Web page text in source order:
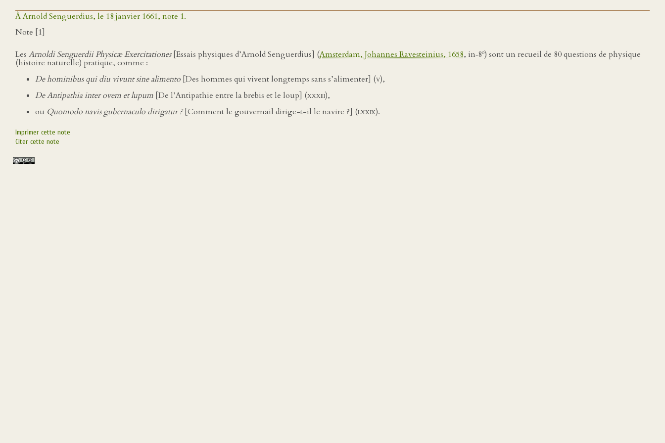
À Arnold Senguerdius, le 18 janvier 1661, note 1.
Note [1]
Les Arnoldi Senguerdii Physicæ Exercitationes[Essais physiques d’Arnold Senguerdius] (Amsterdam, Johannes Ravesteinius, 1658, in‑8o) sont un recueil de 80 questions de physique
(histoire naturelle) pratique, comme :
De hominibus qui diu vivunt sine alimento [Des hommes qui vivent longtemps sans s’alimenter] (v),
De Antipathia inter ovem et lupum [De l’Antipathie entre la brebis et le loup] (xxxiii),
ou Quomodo navis gubernaculo dirigatur ?[Comment le gouvernail dirige-t-il le navire ?] (lxxix).
Imprimer cette note
Citer cette note